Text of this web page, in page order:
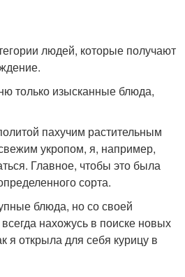
людей, которые получают
только изысканные блюда,
пахучим растительным
укропом, я, например,
Главное, чтобы это была
сорта.
блюда, но со своей
нахожусь в поиске новых
я открыла для себя курицу в